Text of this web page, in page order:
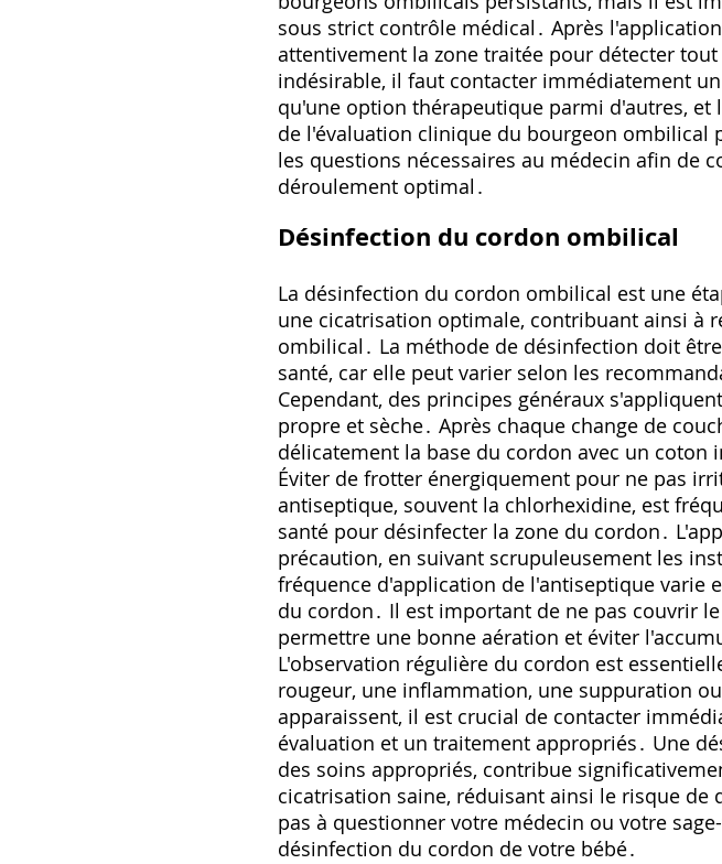
sous strict contrôle médical․ Après
attentivement la zone traitée pour détecter
indésirable‚ il faut contacter immédiatement
qu'une option thérapeutique parmi d'autres‚
de l'évaluation clinique du bourgeon ombilical
les questions nécessaires au médecin afin de
déroulement optimal․
Désinfection du cordon ombilical
La désinfection du cordon ombilical est une
une cicatrisation optimale‚ contribuant ainsi
ombilical․ La méthode de désinfection doit
santé‚ car elle peut varier selon les
Cependant‚ des principes généraux
propre et sèche․ Après chaque change de
délicatement la base du cordon avec un coton
Éviter de frotter énergiquement pour ne pas
antiseptique‚ souvent la chlorhexidine‚ est
santé pour désinfecter la zone du cordon․
précaution‚ en suivant scrupuleusement les
fréquence d'application de l'antiseptique varie
du cordon․ Il est important de ne pas couvrir
permettre une bonne aération et éviter
L'observation régulière du cordon est
rougeur‚ une inflammation‚ une suppuration
apparaissent‚ il est crucial de contacter
évaluation et un traitement appropriés․ Une
des soins appropriés‚ contribue
cicatrisation saine‚ réduisant ainsi le risque
pas à questionner votre médecin ou votre
désinfection du cordon de votre bébé․